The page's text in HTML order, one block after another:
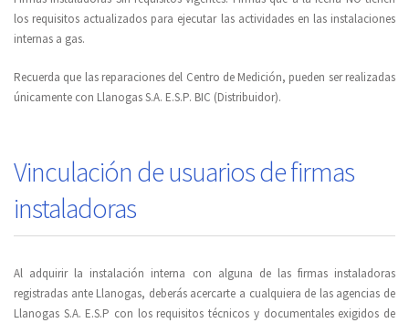
los requisitos actualizados para ejecutar las actividades en las instalaciones
internas a gas.
Recuerda que las reparaciones del Centro de Medición, pueden ser realizadas
únicamente con Llanogas S.A. E.S.P. BIC (Distribuidor).
Vinculación de usuarios de firmas
instaladoras
Al adquirir la instalación interna con alguna de las firmas instaladoras
registradas ante Llanogas, deberás acercarte a cualquiera de las agencias de
Llanogas S.A. E.S.P con los requisitos técnicos y documentales exigidos de